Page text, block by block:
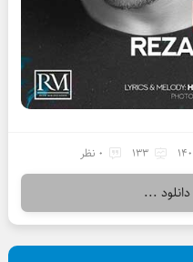
133 0 نظر
...